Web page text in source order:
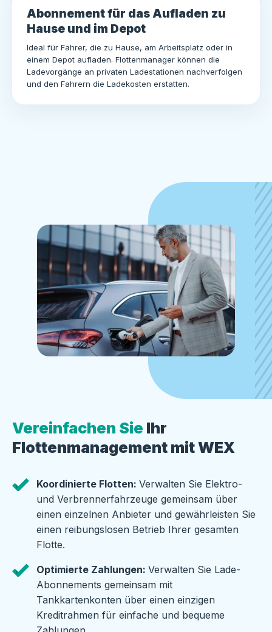
Abonnement für das Aufladen zu
Hause und im Depot
Ideal für Fahrer, die zu Hause, am Arbeitsplatz oder in
einem Depot aufladen. Flottenmanager können die
Ladevorgänge an privaten Ladestationen nachverfolgen
und den Fahrern die Ladekosten erstatten.
Vereinfachen Sie Ihr
Flottenmanagement mit WEX
Koordinierte Flotten: Verwalten Sie Elektro-
und Verbrennerfahrzeuge gemeinsam über
einen einzelnen Anbieter und gewährleisten Sie
einen reibungslosen Betrieb Ihrer gesamten
Flotte.
Optimierte Zahlungen: Verwalten Sie Lade-
Abonnements gemeinsam mit
Tankkartenkonten über einen einzigen
Kreditrahmen für einfache und bequeme